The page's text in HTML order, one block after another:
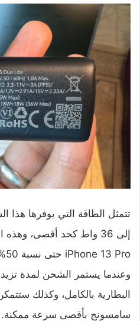
تتمثل الطاقة التي يوفرها هذا
إلى 36 واط كحد أقصى،
وعندما يستمر الشحن لمدة
البطارية بالكامل، وكذلك
سامسونج بأقصى سرعة ممكنة.